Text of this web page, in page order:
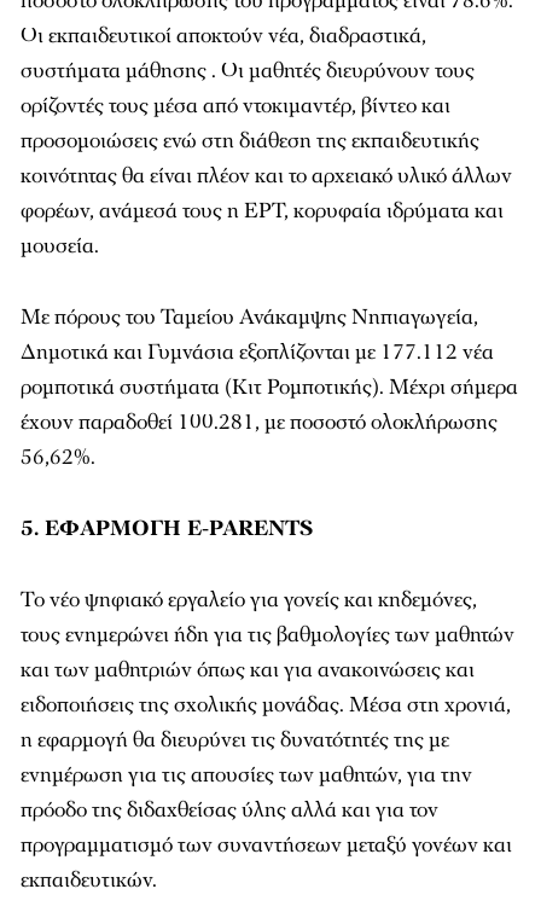
Οι εκπαιδευτικοί αποκτούν νέα, διαδραστικά,
συστήματα μάθησης . Οι μαθητές διευρύνουν τους
ορίζοντές τους μέσα από ντοκιμαντέρ, βίντεο και
προσομοιώσεις ενώ στη διάθεση της εκπαιδευτικής
κοινότητας θα είναι πλέον και το αρχειακό υλικό άλλων
φορέων, ανάμεσά τους η ΕΡΤ, κορυφαία ιδρύματα και
μουσεία.
Με πόρους του Ταμείου Ανάκαμψης Νηπιαγωγεία,
Δημοτικά και Γυμνάσια εξοπλίζονται με 177.112 νέα
ρομποτικά συστήματα (Κιτ Ρομποτικής). Μέχρι σήμερα
έχουν παραδοθεί 100.281, με ποσοστό ολοκλήρωσης
56,62%.
5. ΕΦΑΡΜΟΓΗ E-PARENTS
Το νέο ψηφιακό εργαλείο για γονείς και κηδεμόνες,
τους ενημερώνει ήδη για τις βαθμολογίες των μαθητών
και των μαθητριών όπως και για ανακοινώσεις και
ειδοποιήσεις της σχολικής μονάδας. Μέσα στη χρονιά,
η εφαρμογή θα διευρύνει τις δυνατότητές της με
ενημέρωση για τις απουσίες των μαθητών, για την
πρόοδο της διδαχθείσας ύλης αλλά και για τον
προγραμματισμό των συναντήσεων μεταξύ γονέων και
εκπαιδευτικών.